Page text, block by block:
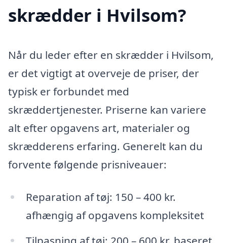
skrædder i Hvilsom?
Når du leder efter en skrædder i Hvilsom,
er det vigtigt at overveje de priser, der
typisk er forbundet med
skræddertjenester. Priserne kan variere
alt efter opgavens art, materialer og
skrædderens erfaring. Generelt kan du
forvente følgende prisniveauer:
Reparation af tøj: 150 – 400 kr.
afhængig af opgavens kompleksitet